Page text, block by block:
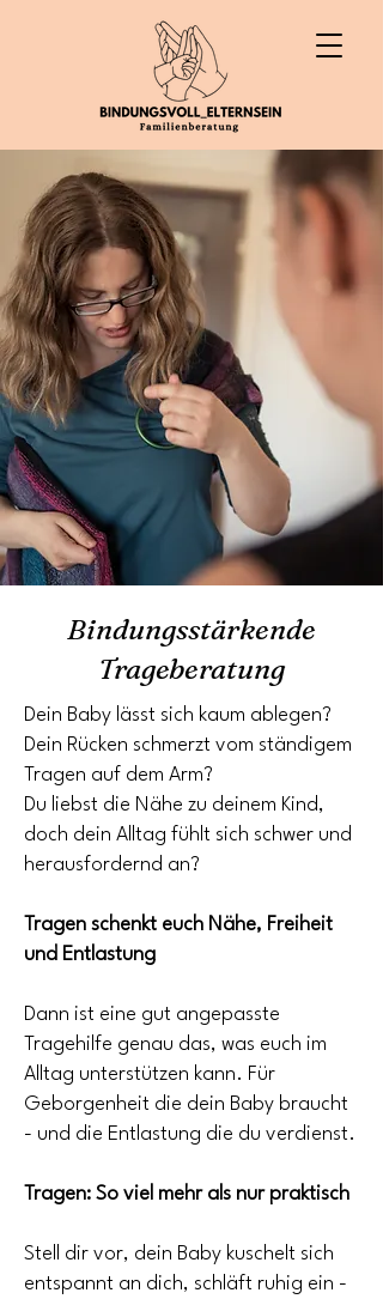
Bindungsstärkende
Trageberatung
Dein Baby lässt sich kaum ablegen?
Dein Rücken schmerzt vom ständigem
Tragen auf dem Arm?
Du liebst die Nähe zu deinem Kind,
doch dein Alltag fühlt sich schwer und
herausfordernd an?
Tragen schenkt euch Nähe, Freiheit
und Entlastung
Dann ist eine gut angepasste
Tragehilfe genau das, was euch im
Alltag unterstützen kann. Für
Geborgenheit die dein Baby braucht
- und die Entlastung die du verdienst.
Tragen: So viel mehr als nur praktisch
Stell dir vor, dein Baby kuschelt sich
entspannt an dich, schläft ruhig ein -